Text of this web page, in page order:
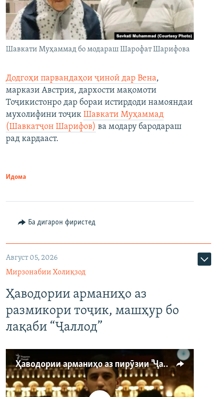
Шавкати Муҳаммад бо модараш Шарофат Шарифова
Додгоҳи парвандаҳои ҷиноӣ дар Вена,
маркази Австрия, дархости мақомоти
Тоҷикистонро дар бораи истирдоди намояндаи
мухолифини тоҷик Шавкати Муҳаммад
(Шавкатҷон Шарифов) ва модару бародараш
рад кардааст.
Идома
Ба дигарон фиристед
Август 05, 2026
Мирзонабии Холиқзод
Ҳаводории арманиҳо аз
размикори тоҷик, машҳур бо
лақаби “Ҷаллод”
Ҳаводории арманиҳо аз пирӯзии "Ҷаллод"-и тоҷик